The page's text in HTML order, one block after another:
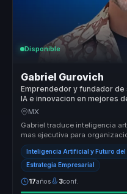
Disponible
Gabriel Gurovich
Emprendedor y fundador
IA e innovacion en mejores
MX
Gabriel traduce inteligencia
mas ejecutiva para
adopcion real...
Inteligencia Artificial y Futuro
Estrategia Empresarial
17años 3conf.